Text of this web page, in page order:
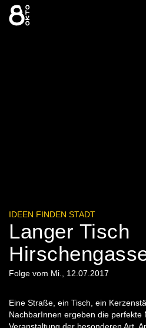
Zum
Inhalt
springen
IDEEN FINDEN STADT
Langer Tisch
Folge vom Mi., 12.07.2017
Eine Straße, ein Tisch, ein
NachbarInnen ergeben die perfekte